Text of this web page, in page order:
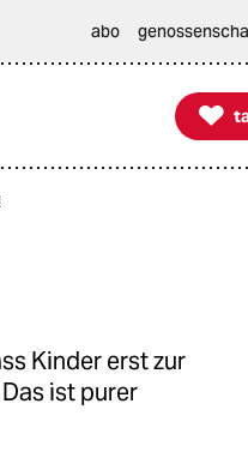
abo

taz
Kinder erst zur
ist purer